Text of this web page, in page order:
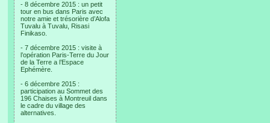
- 8 décembre 2015 : un petit
tour en bus dans Paris avec
notre amie et trésorière d’Alofa
Tuvalu à Tuvalu, Risasi
Finikaso.
- 7 décembre 2015 : visite à
l’opération Paris-Terre du Jour
de la Terre a l’Espace
Ephémère.
- 6 décembre 2015 :
participation au Sommet des
196 Chaises à Montreuil dans
le cadre du village des
alternatives.